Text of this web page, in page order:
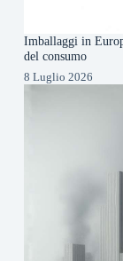
Imballaggi in
del consumo
8 Luglio 2026